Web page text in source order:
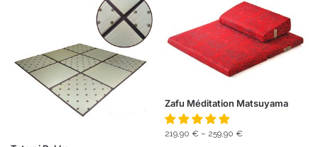
Zafu Méditation Matsuyama
219,90 € – 259,90 €